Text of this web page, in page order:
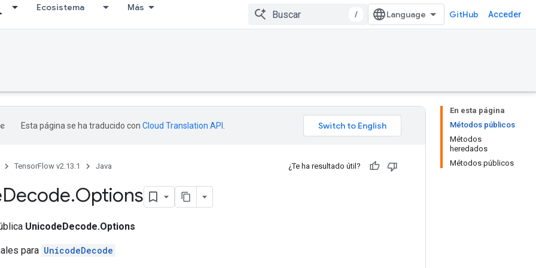
Ecosistema Más
/ GitHub Acceder
En esta página
Métodos públicos
Métodos
heredados
Métodos públicos
Esta página se ha traducido con Cloud Translation API
TensorFlow v2.13.1 Java ¿Te ha resultado útil?
Decode.Options
UnicodeDecode.Options
para UnicodeDecode